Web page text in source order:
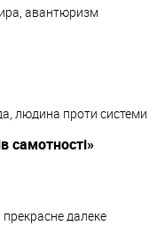
авантюризм
людина проти системи
самотності»
прекрасне далеке